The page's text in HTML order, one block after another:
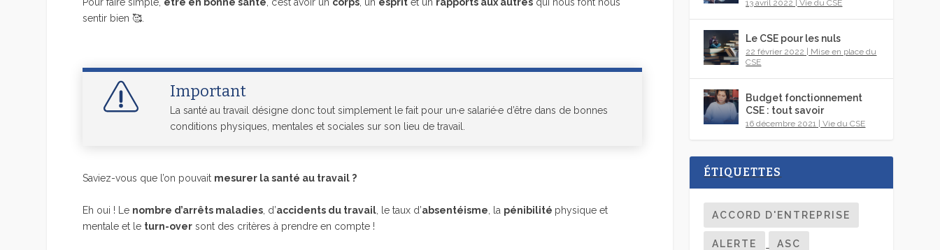
sentir bien 🥰.
Important
La santé au travail désigne donc tout simplement le fait pour un·e salarié·e d’être dans de bonnes
conditions physiques, mentales et sociales sur son lieu de travail.
Saviez-vous que l’on pouvait mesurer la santé au travail ?
Eh oui ! Le nombre d’arrêts maladies, d’accidents du travail, le taux d’absentéisme , la pénibilité physique et
mentale et le turn-oversont des critères à prendre en compte !
13 avril 2022 |Vie du CSE
Le CSE pour les nuls
22 février 2022 | Mise en place du
CSE
Budget fonctionnement
CSE : tout savoir
16 décembre 2021 |Vie du CSE
ÉTIQUETTES
ACCORD D'ENTREPRISE
ALERTE ASC